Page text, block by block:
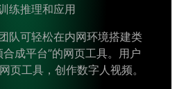
练推理和应用
队可轻松在内网环境搭建类
成平台”的网页工具。用户
页工具，创作数字人视频。